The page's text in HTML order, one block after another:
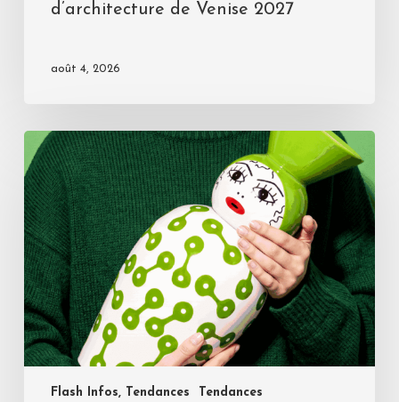
d’architecture de Venise 2027
août 4, 2026
Flash Infos, Tendances Tendances